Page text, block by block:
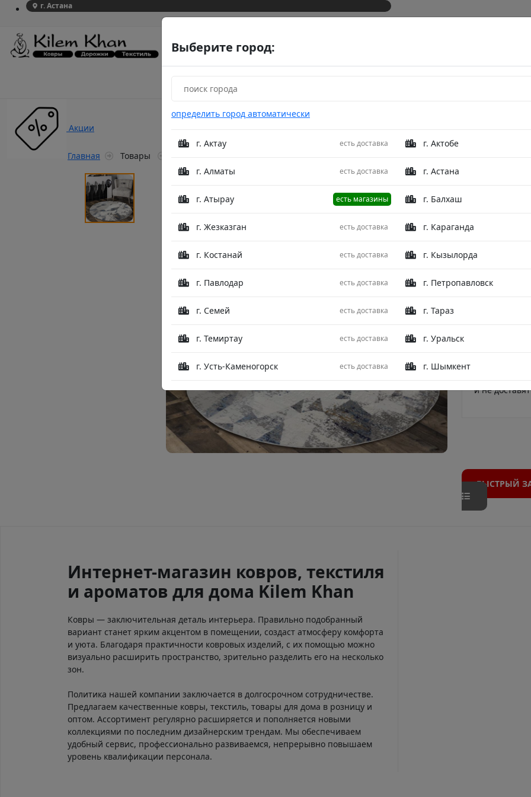
Выберите город:
определить город автоматически
г. Актау есть доставка г. Актобе
г. Алматы есть доставка г. Астана
г. Атырау есть магазины г. Балхаш
г. Жезказган есть доставка г. Караганда
г. Костанай есть доставка г. Кызылорда
г. Павлодар есть доставка г. Петропавловск
г. Семей есть доставка г. Тараз
г. Темиртау есть доставка г. Уральск
г. Усть-Каменогорск есть доставка г. Шымкент
г. Астана
Акции
Главная Товары
Ковер
Описание
Коллекция:
Страна
для тех,
Расстелите
окружении
вздохнёте
Рельефный
деликатный
и не
БЫСТРЫЙ
Интернет-магазин ковров, текстиля
и ароматов для дома Kilem Khan
Ковры — заключительная деталь интерьера. Правильно подобранный
вариант станет ярким акцентом в помещении, создаст атмосферу комфорта
и уюта. Благодаря практичности ковровых изделий, с их помощью можно
визуально расширить пространство, зрительно разделить его на несколько
зон.
Политика нашей компании заключается в долгосрочном сотрудничестве.
Предлагаем качественные ковры, текстиль, товары для дома в розницу и
оптом. Ассортимент регулярно расширяется и пополняется новыми
коллекциями по последним дизайнерским трендам. Мы обеспечиваем
удобный сервис, профессионально развиваемся, непрерывно повышаем
уровень квалификации персонала.